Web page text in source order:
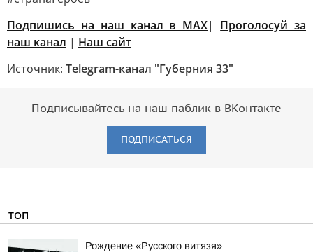
Подпишись на наш канал в MAX| Проголосуй за
наш канал | Наш сайт
Источник: Telegram-канал "Губерния 33"
Подписывайтесь на наш паблик в ВКонтакте
ПОДПИСАТЬСЯ
ТОП
Рождение «Русского витязя»